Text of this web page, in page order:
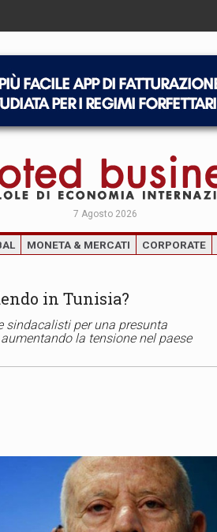
7 Agosto 2026
MONETA & MERCATI CORPORATE
in Tunisia?
sindacalisti per una presunta
la tensione nel paese